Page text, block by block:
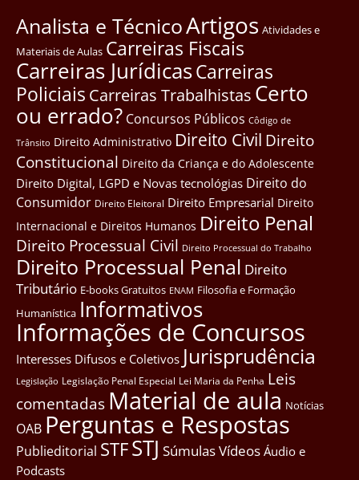
Analista e TécnicoArtigos Atividades e
Materiais de Aulas Carreiras Fiscais
Carreiras JurídicasCarreiras
Policiais Carreiras Trabalhistas Certo
ou errado? Concursos Públicos Côdigo de
Trânsito Direito Administrativo Direito Civil Direito
Constitucional Direito da Criança e do Adolescente
Direito Digital, LGPD e Novas tecnológias Direito do
Consumidor Direito Eleitoral Direito Empresarial Direito
Internacional e Direitos Humanos Direito Penal
Direito Processual Civil Direito Processual do Trabalho
Direito Processual Penal Direito
Tributário E-books Gratuitos ENAM Filosofia e Formação
Humanística Informativos
Informações de Concursos
Interesses Difusos e Coletivos Jurisprudência
Legislação Legislação Penal Especial Lei Maria da Penha Leis
comentadas Material de aula Notícias
OAB Perguntas e Respostas
Publieditorial STFSTJ SúmulasVídeos Áudio e
Podcasts